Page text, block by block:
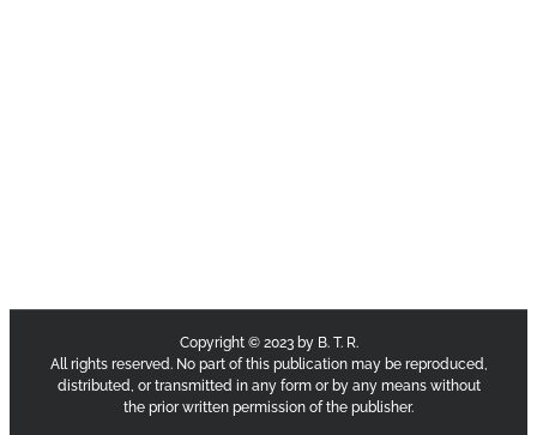
Copyright © 2023 by B. T. R.
All rights reserved. No part of this publication may be reproduced,
distributed, or transmitted in any form or by any means without
the prior written permission of the publisher.